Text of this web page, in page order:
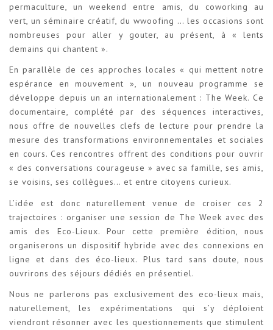
permaculture, un weekend entre amis, du coworking au
vert, un séminaire créatif, du wwoofing … les occasions sont
nombreuses pour aller y gouter, au présent, à « lents
demains qui chantent ».
En parallèle de ces approches locales « qui mettent notre
espérance en mouvement », un nouveau programme se
développe depuis un an internationalement : The Week. Ce
documentaire, complété par des séquences interactives,
nous offre de nouvelles clefs de lecture pour prendre la
mesure des transformations environnementales et sociales
en cours. Ces rencontres offrent des conditions pour ouvrir
« des conversations courageuse » avec sa famille, ses amis,
se voisins, ses collègues… et entre citoyens curieux.
L’idée est donc naturellement venue de croiser ces 2
trajectoires : organiser une session de The Week avec des
amis des Eco-Lieux. Pour cette première édition, nous
organiserons un dispositif hybride avec des connexions en
ligne et dans des éco-lieux. Plus tard sans doute, nous
ouvrirons des séjours dédiés en présentiel.
Nous ne parlerons pas exclusivement des eco-lieux mais,
naturellement, les expérimentations qui s’y déploient
viendront résonner avec les questionnements que stimulent